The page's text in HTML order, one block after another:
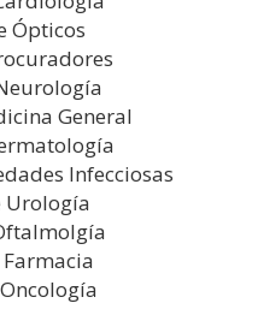
Ópticos
General
Infecciosas
Urología